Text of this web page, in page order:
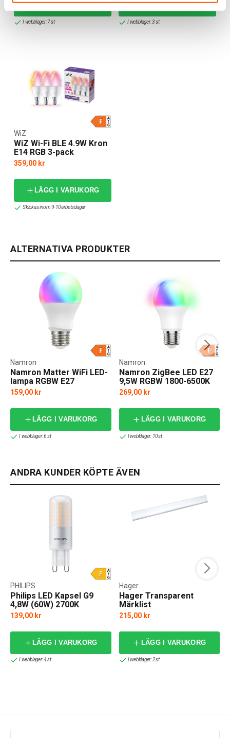
LÄGG I VARUKORG
I webblager: 7 st
LÄGG I VARUKORG
I webblager: 3 st
WiZ Wi-Fi BLE 4.9W Kron
E14 RGB 3-pack
WiZ
359,00 kr
LÄGG I VARUKORG
Skickas inom 9-10 arbetsdagar
ALTERNATIVA PRODUKTER
Namron Matter WiFi LED-
lampa RGBW E27
Namron
159,00 kr
LÄGG I VARUKORG
I webblager: 6 st
Namron ZigBee LED E27
9,5W RGBW 1800-6500K
Dim
Namron
269,00 kr
LÄGG I VARUKORG
I webblager: 10 st
ANDRA KUNDER KÖPTE ÄVEN
Philips LED Kapsel G9
4,8W (60W) 2700K
PHILIPS
139,00 kr
LÄGG I VARUKORG
I webblager: 4 st
Hager Transparent
Märklist
Hager
215,00 kr
LÄGG I VARUKORG
I webblager: 2 st